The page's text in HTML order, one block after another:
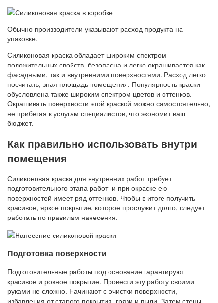
Обычно производители указывают расход продукта на
упаковке.
Силиконовая краска обладает широким спектром
положительных свойств, безопасна и легко окрашивается как
фасадными, так и внутренними поверхностями. Расход легко
посчитать, зная площадь помещения. Популярность краски
обусловлена ​​также широким спектром цветов и оттенков.
Окрашивать поверхности этой краской можно самостоятельно,
не прибегая к услугам специалистов, что экономит ваш
бюджет.
Как правильно использовать внутри
помещения
Силиконовая краска для внутренних работ требует
подготовительного этапа работ, и при окраске ею
поверхностей имеет ряд оттенков. Чтобы в итоге получить
красивое, яркое покрытие, которое прослужит долго, следует
работать по правилам нанесения.
Подготовка поверхности
Подготовительные работы под основание гарантируют
красивое и ровное покрытие. Провести эту работу своими
руками не сложно. Начинают с очистки поверхности,
избавления от старого покрытия, грязи и пыли. Затем стены